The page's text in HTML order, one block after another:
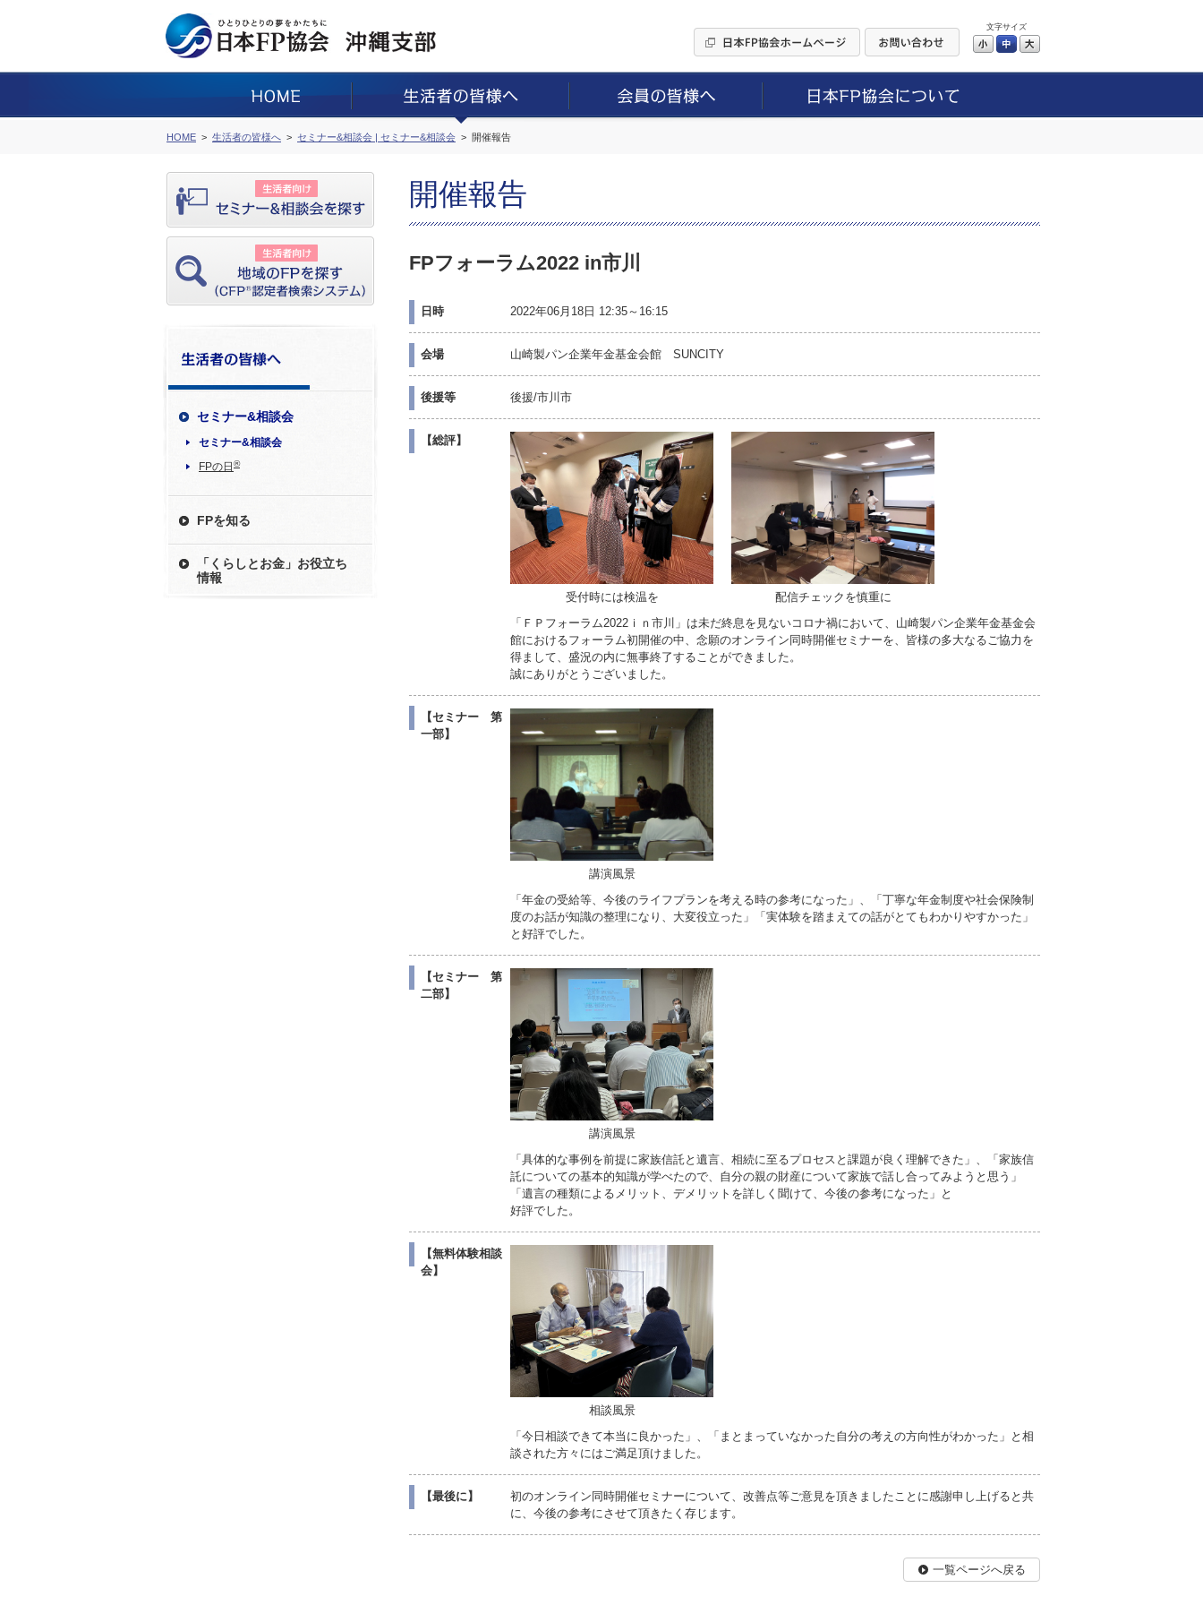
文字サイズ
小 中
HOME 生活者の皆様へ セミナー&相談会 | セミナー&相談会 開催報告
セミナー&相談会
セミナー&相談会
FPの日 ®
FPを知る
「くらしとお金」お役立ち
情報
開催報告
FPフォーラム2022 in市川
日時 2022年06月18日 12:35～16:15
会場 山崎製パン企業年金基金会館 SUNCITY
後援等 後援/市川市
【総評】
受付時には検温を
配信チェックを慎重に
「ＦＰフォーラム2022ｉｎ市川」は未だ終息を見ないコロナ禍において、山崎製パン企業年金基金会
館におけるフォーラム初開催の中、念願のオンライン同時開催セミナーを、皆様の多大なるご協力を
得まして、盛況の内に無事終了することができました。
誠にありがとうございました。
【セミナー 第
一部】
講演風景
「年金の受給等、今後のライフプランを考える時の参考になった」、「丁寧な年金制度や社会保険制
度のお話が知識の整理になり、大変役立った」「実体験を踏まえての話がとてもわかりやすかった」
と好評でした。
【セミナー 第
二部】
講演風景
「具体的な事例を前提に家族信託と遺言、相続に至るプロセスと課題が良く理解できた」、「家族信
託についての基本的知識が学べたので、自分の親の財産について家族で話し合ってみようと思う」
「遺言の種類によるメリット、デメリットを詳しく聞けて、今後の参考になった」と
好評でした。
【無料体験相談
会】
相談風景
「今日相談できて本当に良かった」、「まとまっていなかった自分の考えの方向性がわかった」と相
談された方々にはご満足頂けました。
【最後に】
初のオンライン同時開催セミナーについて、改善点等ご意見を頂きましたことに感謝申し上げると共
に、今後の参考にさせて頂きたく存じます。
一覧ページへ戻る